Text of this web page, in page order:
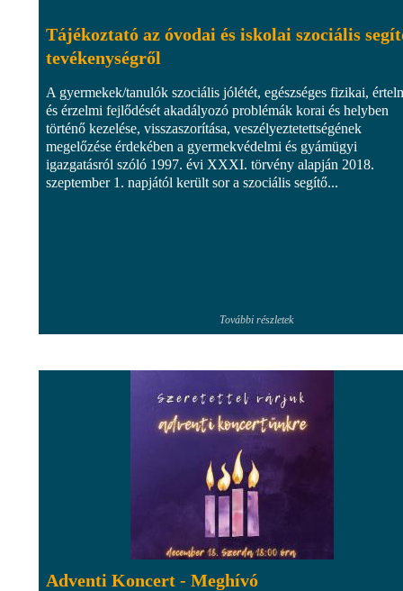
Tájékoztató az óvodai és iskolai szociális
tevékenységről
A gyermekek/tanulók szociális jólétét, egészséges fizikai,
és érzelmi fejlődését akadályozó problémák korai és helyben
történő kezelése, visszaszorítása, veszélyeztetettségének
megelőzése érdekében a gyermekvédelmi és gyámügyi
igazgatásról szóló 1997. évi XXXI. törvény alapján 2018.
szeptember 1. napjától került sor a szociális segítő...
További részletek
Adventi Koncert - Meghívó